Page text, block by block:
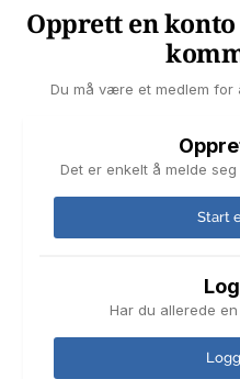
Opprett en
Du må være et medlem for
Det er enkelt å melde
Start
Har du allerede